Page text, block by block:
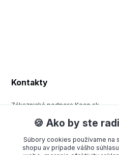
Kontakty
Zákaznická podpora Keen.sk
+420 377 443 970
(Po-Pá, 8-15 hod.)
🍪 Ako by ste
Súbory cookies používame na
shopu av prípade vášho